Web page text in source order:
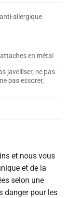
allergique
en métal
javelliser, ne pas
pas essorer,
et nous vous
et de la
selon une
danger pour les